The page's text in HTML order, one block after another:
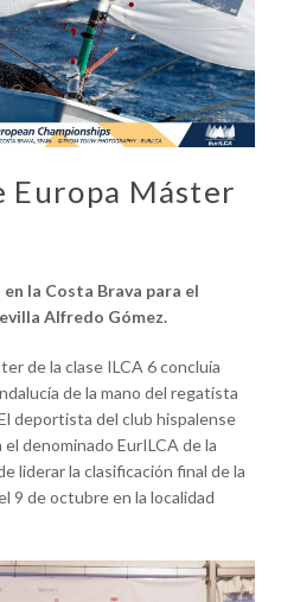
Europa Máster
la Costa Brava para el
Alfredo Gómez.
de la clase ILCA 6 concluía
de la mano del regatista
deportista del club hispalense
denominado EurILCA de la
liderar la clasificación final de la
9 de octubre en la localidad